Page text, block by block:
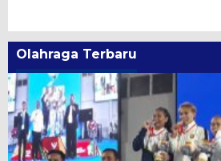
Olahraga Terbaru